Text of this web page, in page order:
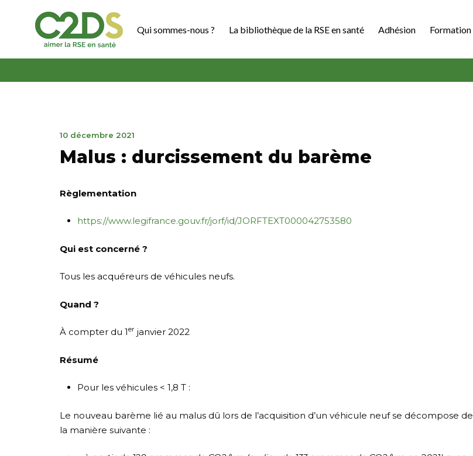
contenu
Qui sommes-nous ? La bibliothèque de la RSE en santé Adhésion Formation
10 décembre 2021
décembre
2021
Malus : durcissement du barème
Règlementation
https://www.legifrance.gouv.fr/jorf/id/JORFTEXT000042753580
Qui est concerné ?
Tous les acquéreurs de véhicules neufs.
Quand ?
À compter du 1er janvier 2022
Résumé
Pour les véhicules < 1,8 T :
Le nouveau barème lié au malus dû lors de l’acquisition d’un véhicule neuf se décompose de
la manière suivante :